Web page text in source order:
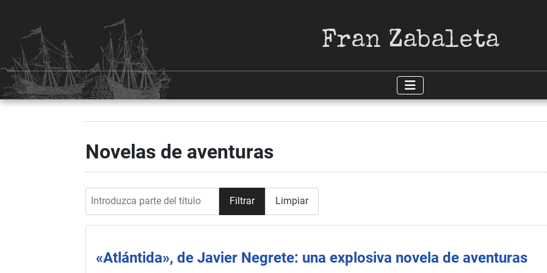
Fran Zabaleta
Novelas de aventuras
Filtrar Limpiar
«Atlántida», de Javier Negrete: una explosiva novela de aventuras